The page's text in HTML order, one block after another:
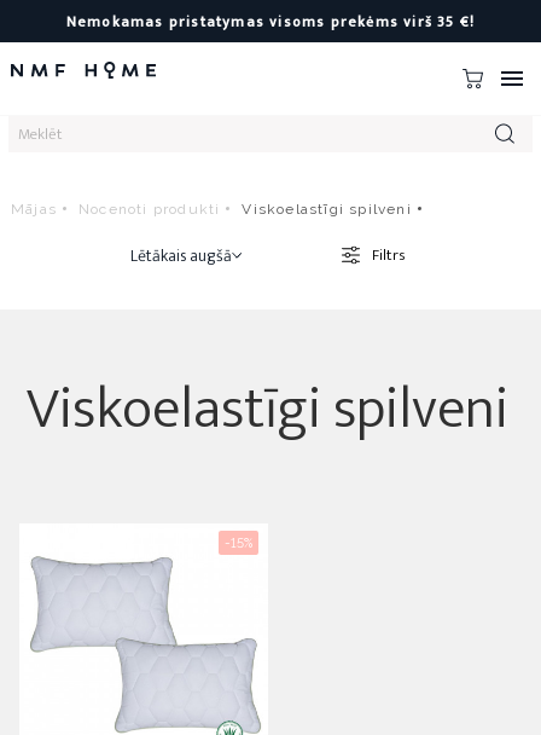
Nemokamas pristatymas visoms prekėms virš 35 €!

Mājas Nocenoti produkti Viskoelastīgi spilveni
Lētākais augšā Filtrs
Viskoelastīgi spilveni
-15%